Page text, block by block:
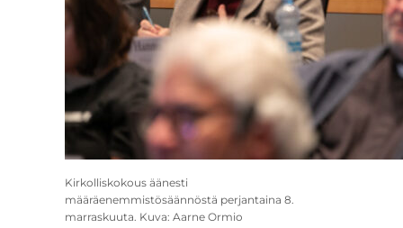
Kirkolliskokous äänesti
määräenemmistösäännöstä perjantaina 8.
marraskuuta. Kuva: Aarne Ormio